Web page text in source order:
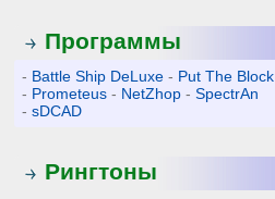
Программы
- Battle Ship DeLuxe - Put The Block
- Prometeus - NetZhop -SpectrAn
-sDCAD
Рингтоны